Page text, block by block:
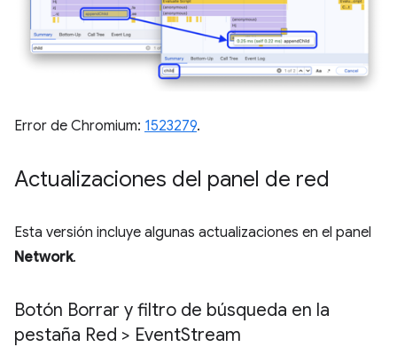
Error de Chromium: 1523279.
Actualizaciones del panel de red
Esta versión incluye algunas actualizaciones en el panel
Network.
Botón Borrar y filtro de búsqueda en la
pestaña Red > EventStream